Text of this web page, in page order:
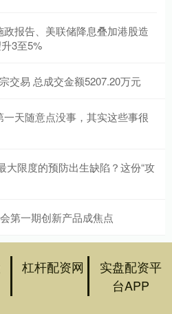
报告、美联储降息叠加港股造
3至5%
交易 总成交金额5207.20万元
天随意点没事，其实这些事很
大限度的预防出生缺陷？这份“攻
第一期创新产品成焦点
杠杆配资网
实盘配资平
台APP